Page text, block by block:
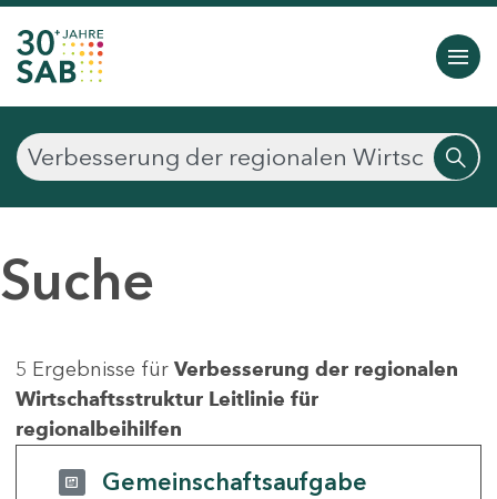
Suche
5 Ergebnisse für Verbesserung der regionalen
Wirtschaftsstruktur Leitlinie für
regionalbeihilfen
Gemeinschaftsaufgabe